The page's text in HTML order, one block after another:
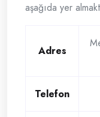
aşağıda yer
Adres
Telefon